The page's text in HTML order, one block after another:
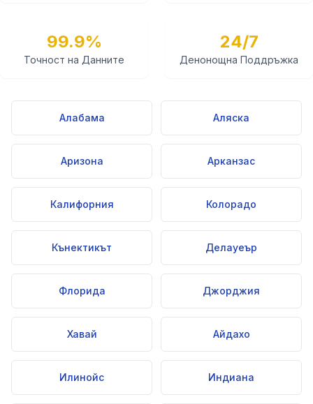
99.9%
Точност на Данните
24/7
Денонощна Поддръжка
Алабама Аляска
Аризона Арканзас
Калифорния Колорадо
Кънектикът Делауеър
Флорида Джорджия
Хавай Айдахо
Илинойс Индиана